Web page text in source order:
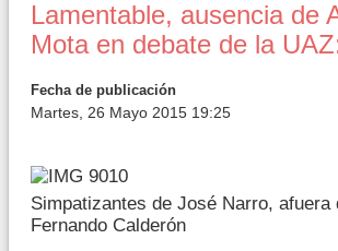
Lamentable, ausencia de
Mota en debate de la
Fecha de publicación
Martes, 26 Mayo 2015 19:25
Simpatizantes de José Narro, afuera
Fernando Calderón